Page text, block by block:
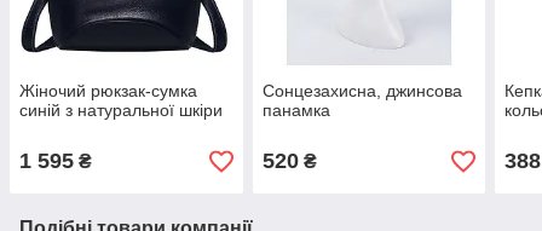
Жіночий рюкзак-сумка
синій з натуральної шкіри
1 595 ₴
Сонцезахисна, джинсова
панамка
520₴ 388